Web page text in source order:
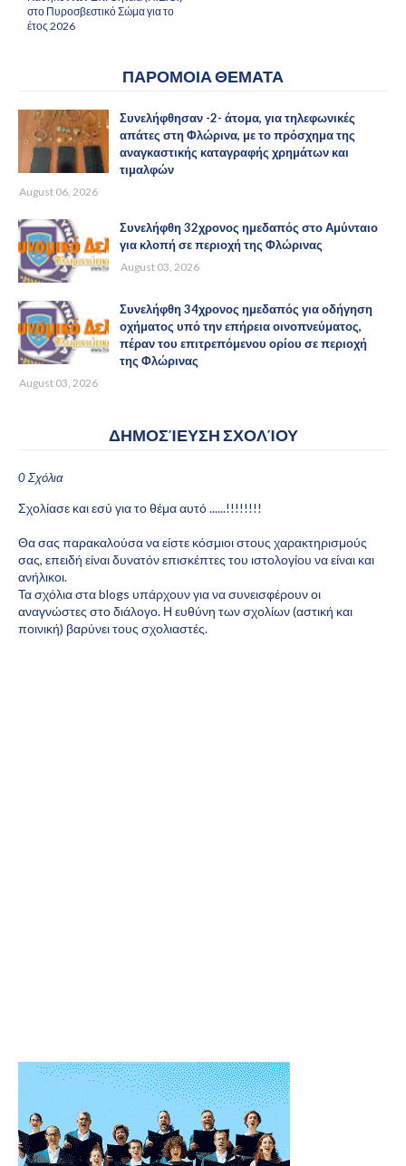
στο Πυροσβεστικό Σώμα για το
έτος 2026
ΠΑΡΟΜΟΙΑ ΘΕΜΑΤΑ
Συνελήφθησαν -2- άτομα, για τηλεφωνικές
απάτες στη Φλώρινα, με το πρόσχημα της
αναγκαστικής καταγραφής χρημάτων και
τιμαλφών
August 06, 2026
Συνελήφθη 32χρονος ημεδαπός στο Αμύνταιο
για κλοπή σε περιοχή της Φλώρινας
August 03, 2026
Συνελήφθη 34χρονος ημεδαπός για οδήγηση
οχήματος υπό την επήρεια οινοπνεύματος,
πέραν του επιτρεπόμενου ορίου σε περιοχή
της Φλώρινας
August 03, 2026
ΔΗΜΟΣΊΕΥΣΗ ΣΧΟΛΊΟΥ
0 Σχόλια
Σχολίασε και εσύ για το θέμα αυτό ......!!!!!!!!
Θα σας παρακαλούσα να είστε κόσμιοι στους χαρακτηρισμούς
σας, επειδή είναι δυνατόν επισκέπτες του ιστολογίου να είναι και
ανήλικοι.
Τα σχόλια στα blogs υπάρχουν για να συνεισφέρουν οι
αναγνώστες στο διάλογο. Η ευθύνη των σχολίων (αστική και
ποινική) βαρύνει τους σχολιαστές.